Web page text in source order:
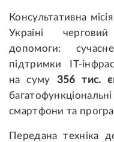
Консультативна
Україні
допомоги:
підтримки ІТ-
на суму 356 тис.
смартфони та
Передана техніка